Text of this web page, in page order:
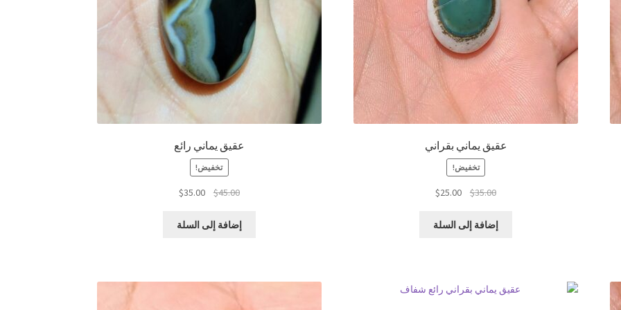
عقيق يماني بقراني
تخفيض!
$35.00
السعر
هو:
$25.00 السعر
هو:إضافة إلى السلة
عقيق يماني رائع
تخفيض!
$45.00
السعر
هو:
$35.00 السعر
هو:إضافة إلى السلة